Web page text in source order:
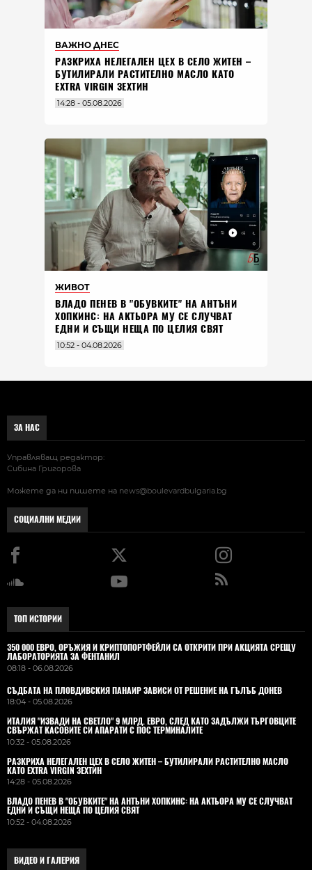
ВАЖНО ДНЕС
РАЗКРИХА НЕЛЕГАЛЕН ЦЕХ В СЕЛО ЖИТЕН –
БУТИЛИРАЛИ РАСТИТЕЛНО МАСЛО КАТО
EXTRA VIRGIN ЗЕХТИН
14:28 - 05.08.2026
ЖИВОТ
ВЛАДO ПЕНЕВ В "ОБУВКИТЕ" НА АНТЪНИ
ХОПКИНС: НА АКТЬОРА МУ СЕ СЛУЧВАТ
ЕДНИ И СЪЩИ НЕЩА ПО ЦЕЛИЯ СВЯТ
10:52 - 04.08.2026
ЗА НАС
Управляващ редактор:
Сибина Григорова
Можете да ни пишете на news@boulevardbulgaria.bg
СОЦИАЛНИ МЕДИИ
ТОП ИСТОРИИ
350 000 ЕВРО, ОРЪЖИЯ И КРИПТОПОРТФЕЙЛИ СА ОТКРИТИ ПРИ АКЦИЯТА СРЕЩУ
ЛАБОРАТОРИЯТА ЗА ФЕНТАНИЛ
08:18 - 06.08.2026
СЪДБАТА НА ПЛОВДИВСКИЯ ПАНАИР ЗАВИСИ ОТ РЕШЕНИЕ НА ГЪЛЪБ ДОНЕВ
18:04 - 05.08.2026
ИТАЛИЯ "ИЗВАДИ НА СВЕТЛО" 9 МЛРД. ЕВРО, СЛЕД КАТО ЗАДЪЛЖИ ТЪРГОВЦИТЕ
СВЪРЖАТ КАСОВИТЕ СИ АПАРАТИ С ПОС ТЕРМИНАЛИТЕ
10:32 - 05.08.2026
РАЗКРИХА НЕЛЕГАЛЕН ЦЕХ В СЕЛО ЖИТЕН – БУТИЛИРАЛИ РАСТИТЕЛНО МАСЛО
КАТО EXTRA VIRGIN ЗЕХТИН
14:28 - 05.08.2026
ВЛАДO ПЕНЕВ В "ОБУВКИТЕ" НА АНТЪНИ ХОПКИНС: НА АКТЬОРА МУ СЕ СЛУЧВАТ
ЕДНИ И СЪЩИ НЕЩА ПО ЦЕЛИЯ СВЯТ
10:52 - 04.08.2026
ВИДЕО И ГАЛЕРИЯ